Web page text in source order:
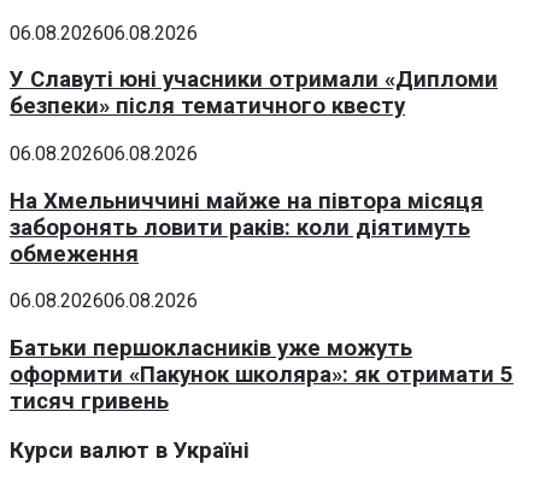
06.08.202606.08.2026
У Славуті юні учасники отримали «Дипломи
безпеки» після тематичного квесту
06.08.202606.08.2026
На Хмельниччині майже на півтора місяця
заборонять ловити раків: коли діятимуть
обмеження
06.08.202606.08.2026
Батьки першокласників уже можуть
оформити «Пакунок школяра»: як отримати 5
тисяч гривень
Курси валют в Україні